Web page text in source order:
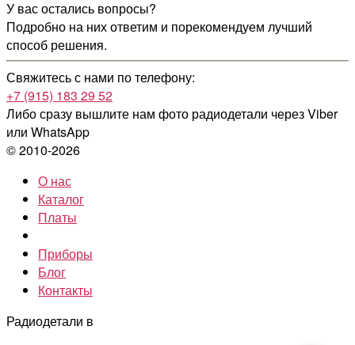
У вас остались вопросы?
Подробно на них ответим и порекомендуем лучший
способ решения.
Свяжитесь с нами по телефону:
+7 (915) 183 29 52
Либо сразу вышлите нам фото радиодетали через Viber
или WhatsApp
© 2010-2026
О нас
Каталог
Платы
Приборы
Блог
Контакты
Радиодетали в